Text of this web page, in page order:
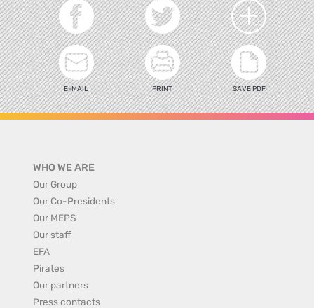
E-MAIL PRINT SAVE PDF
WHO WE ARE
Our Group
Our Co-Presidents
Our MEPS
Our staff
EFA
Pirates
Our partners
Press contacts